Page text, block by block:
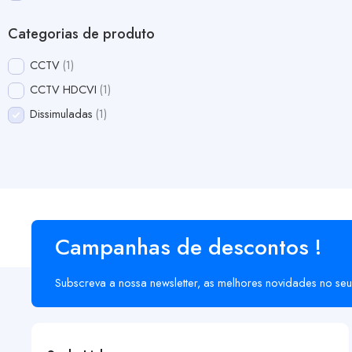
Categorias de produto
CCTV 1
CCTV HDCVI 1
Dissimuladas 1
Campanhas de descontos !
Subscreva a nossa newsletter, as melhores novidades no